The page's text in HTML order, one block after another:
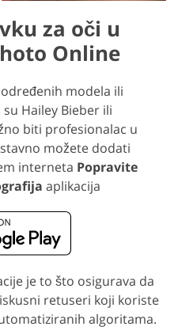
za oči u
Online
modela ili
Hailey Bieber ili
biti profesionalac u
možete dodati
interneta Popravite
aplikacija
je to što osigurava da
retuseri koji koriste
algoritama.